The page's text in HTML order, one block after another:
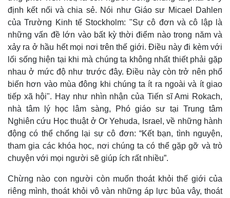
định kết nối và chia sẻ. Nói như Giáo sư Micael Dahlen
của Trường Kinh tế Stockholm: "Sự cô đơn và cô lập là
những vấn đề lớn vào bất kỳ thời điểm nào trong năm và
xảy ra ở hầu hết mọi nơi trên thế giới. Điều này đi kèm với
lối sống hiện tại khi mà chúng ta không nhất thiết phải gặp
nhau ở mức độ như trước đây. Điều này còn trở nên phổ
biến hơn vào mùa đông khi chúng ta ít ra ngoài và ít giao
tiếp xã hội". Hay như nhìn nhận của Tiến sĩ Ami Rokach,
nhà tâm lý học lâm sàng, Phó giáo sư tại Trung tâm
Nghiên cứu Học thuật ở Or Yehuda, Israel, về những hành
động có thể chống lại sự cô đơn: “Kết bạn, tình nguyện,
tham gia các khóa học, nơi chúng ta có thể gặp gỡ và trò
chuyện với mọi người sẽ giúp ích rất nhiều”.
Chừng nào con người còn muốn thoát khỏi thế giới của
riêng mình, thoát khỏi vô vàn những áp lực bủa vây, thoát